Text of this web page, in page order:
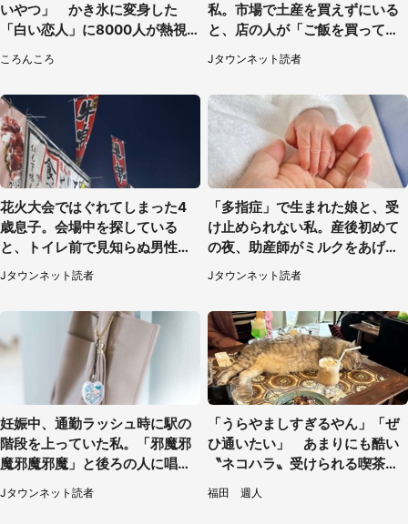
いやつ」 かき氷に変身した
「白い恋人」に8000人が熱視
ころんころ
私。市場で土産を買えずにいる
と、店の人が「ご飯を買って、
持って来い」（50代男性）
Jタウンネット読者
花火大会ではぐれてしまった4
歳息子。会場中を探している
と、トイレ前で見知らぬ男性に
（東京都・女性）
Jタウンネット読者
「多指症」で生まれた娘と、受
け止められない私。産後初めて
の夜、助産師がミルクをあげて
るのを見て...（静岡県・20代女
性）
Jタウンネット読者
妊娠中、通勤ラッシュ時に駅の
階段を上っていた私。「邪魔邪
魔邪魔邪魔」と後ろの人に唱え
られて（神奈川県・30代女性）
Jタウンネット読者
「うらやましすぎるやん」「ぜ
ひ通いたい」 あまりにも酷い
〝ネコハラ〟受けられる喫茶店
に5.3万人驚がく
福田 週人